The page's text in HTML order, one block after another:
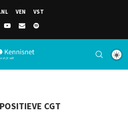
VEN VST
CGT